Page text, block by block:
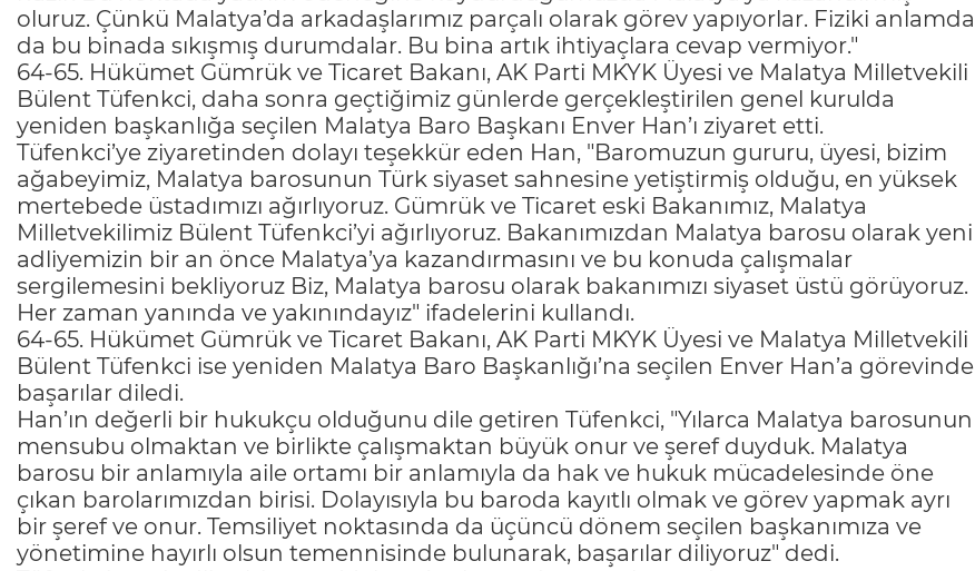
oluruz. Çünkü Malatya’da arkadaşlarımız parçalı olarak görev yapıyorlar. Fiziki anlamda
da bu binada sıkışmış durumdalar. Bu bina artık ihtiyaçlara cevap vermiyor."
64-65. Hükümet Gümrük ve Ticaret Bakanı, AK Parti MKYK Üyesi ve Malatya Milletvekili
Bülent Tüfenkci, daha sonra geçtiğimiz günlerde gerçekleştirilen genel kurulda
yeniden başkanlığa seçilen Malatya Baro Başkanı Enver Han’ı ziyaret etti.
Tüfenkci’ye ziyaretinden dolayı teşekkür eden Han, "Baromuzun gururu, üyesi, bizim
ağabeyimiz, Malatya barosunun Türk siyaset sahnesine yetiştirmiş olduğu, en yüksek
mertebede üstadımızı ağırlıyoruz. Gümrük ve Ticaret eski Bakanımız, Malatya
Milletvekilimiz Bülent Tüfenkci’yi ağırlıyoruz. Bakanımızdan Malatya barosu olarak yeni
adliyemizin bir an önce Malatya’ya kazandırmasını ve bu konuda çalışmalar
sergilemesini bekliyoruz Biz, Malatya barosu olarak bakanımızı siyaset üstü görüyoruz.
Her zaman yanında ve yakınındayız" ifadelerini kullandı.
64-65. Hükümet Gümrük ve Ticaret Bakanı, AK Parti MKYK Üyesi ve Malatya Milletvekili
Bülent Tüfenkci ise yeniden Malatya Baro Başkanlığı’na seçilen Enver Han’a görevinde
başarılar diledi.
Han’ın değerli bir hukukçu olduğunu dile getiren Tüfenkci, "Yılarca Malatya barosunun
mensubu olmaktan ve birlikte çalışmaktan büyük onur ve şeref duyduk. Malatya
barosu bir anlamıyla aile ortamı bir anlamıyla da hak ve hukuk mücadelesinde öne
çıkan barolarımızdan birisi. Dolayısıyla bu baroda kayıtlı olmak ve görev yapmak ayrı
bir şeref ve onur. Temsiliyet noktasında da üçüncü dönem seçilen başkanımıza ve
yönetimine hayırlı olsun temennisinde bulunarak, başarılar diliyoruz" dedi.